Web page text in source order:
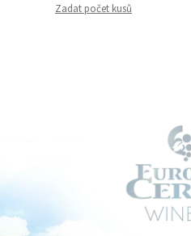
Zadat počet kusů